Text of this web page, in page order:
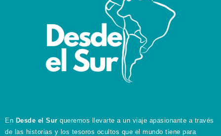
En Desde el Sur queremos llevarte a un viaje apasionante a través
de las historias y los tesoros ocultos que el mundo tiene para